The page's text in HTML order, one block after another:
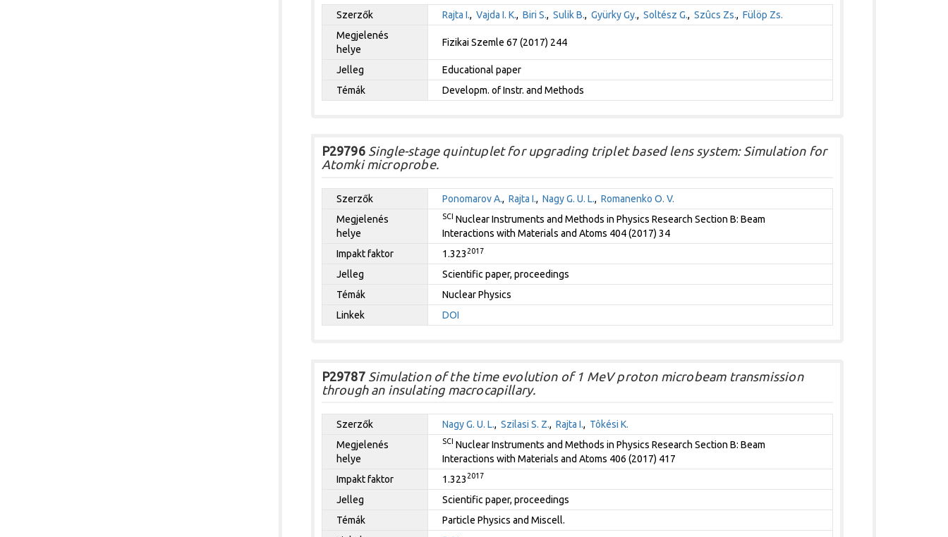
Szerzők Rajta I., Vajda I. K., Biri S., Sulik B., Gyürky Gy., Soltész G., Szûcs Zs., Fülöp Zs.
Megjelenés
helye
Fizikai Szemle 67 (2017) 244
Jelleg
Educational paper
Témák
Developm. of Instr. and Methods
P29796Single-stage quintuplet for upgrading triplet based lens system: Simulation for
Atomki microprobe.
Szerzők Ponomarov A., Rajta I., Nagy G. U. L., Romanenko O. V.
Megjelenés
helye
SCI Nuclear Instruments and Methods in Physics Research Section B: Beam
Interactions with Materials and Atoms 404 (2017) 34
Impakt faktor
1.323 2017
Jelleg
Scientific paper, proceedings
Témák
Nuclear Physics
Linkek
DOI
P29787Simulation of the time evolution of 1 MeV proton microbeam transmission
through an insulating macrocapillary.
Szerzők Nagy G. U. L., Szilasi S. Z., Rajta I., Tôkési K.
Megjelenés
helye
SCI Nuclear Instruments and Methods in Physics Research Section B: Beam
Interactions with Materials and Atoms 406 (2017) 417
Impakt faktor
1.323 2017
Jelleg
Scientific paper, proceedings
Témák
Particle Physics and Miscell.